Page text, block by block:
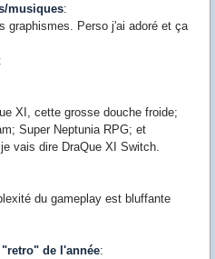
musiques:
graphismes. Perso j'ai adoré et ça
XI, cette grosse douche froide;
Super Neptunia RPG; et
vais dire DraQue XI Switch.
du gameplay est bluffante
de l'année: